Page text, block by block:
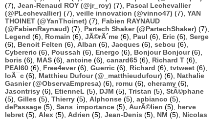
(7), Jean-Renaud ROY (@jr_roy) (7), Pascal Lechevallier
(@PLechevallier) (7), veille innovation (@vinno47) (7), YAN
THOINET (@YanThoinet) (7), Fabien RAYNAUD
(@FabienRaynaud) (7), Partech Shaker (@PartechShaker) (7),
Legend (6), Romain (6), JÃ©rÃ´me (6), Paul (6), Eric (6), Serge
(6), Benoit Felten (6), Alban (6), Jacques (6), sebou (6),
Cybereric (6), Poussah (6), Energo (6), Bonjour Bonjour(6),
boris (6), MAS (6), antoine (6), canard65 (6), Richard T (6),
PEAI60 (6), Free4ever(6), Guerric (6), Richard (6), tvtweet (6),
loÃ¯c (6), Matthieu Dufour (@_matthieudufour) (6), Nathalie
Gasnier (@ObservaEmpresa) (6), romu (6), cheramy (6),
Jasontrisy (6), EtienneL (5), DJM (5), Tristan (5), StÃ©phane
(5), Gilles (5), Thierry (5), Alphonse (5), apbianco (5),
dePassage (5), Sans_importance (5), AurÃ©lien (5), herve
lebret (5), Alex (5), Adrien (5), Jean-Denis (5), NM (5), Nicolas